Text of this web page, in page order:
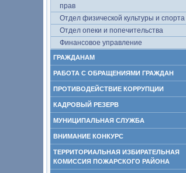
прав
Отдел физической культуры и спорта
Отдел опеки и попечительства
Финансовое управление
ГРАЖДАНАМ
РАБОТА С ОБРАЩЕНИЯМИ ГРАЖДАН
ПРОТИВОДЕЙСТВИЕ КОРРУПЦИИ
КАДРОВЫЙ РЕЗЕРВ
МУНИЦИПАЛЬНАЯ СЛУЖБА
ВНИМАНИЕ КОНКУРС
ТЕРРИТОРИАЛЬНАЯ ИЗБИРАТЕЛЬНАЯ
КОМИССИЯ ПОЖАРСКОГО РАЙОНА